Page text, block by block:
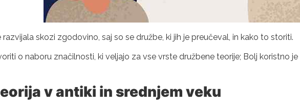
razvijala skozi zgodovino, saj so se družbe, ki jih je preučeval, in kako to storiti.
o naboru značilnosti, ki veljajo za vse vrste družbene teorije; Bolj koristno
v antiki in srednjem veku